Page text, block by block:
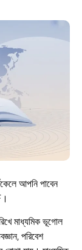
আপনি পাবেন
মাধ্যমিক ভূগোল
পরিবেশ